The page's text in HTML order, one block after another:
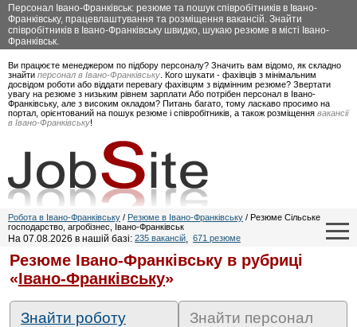
Персонал Івано-Франківськ: резюме та пошук співробітників в Івано-
Франківську, працевлаштування та розміщення вакансій. Знайти
співробітників в Івано-Франківську швидко, шукаю резюме в місті Івано-
Франківськ.
Ви працюєте менеджером по підбору персоналу? Значить вам відомо, як складно
знайти персонал в Івано-Франківську . Кого шукати - фахівців з мінімальним
досвідом роботи або віддати перевагу фахівцям з відмінним резюме? Звертати
увагу на резюме з низьким рівнем зарплати Або потрібен персонал в Івано-
Франківську, але з високим окладом? Питань багато, тому ласкаво просимо на
портал, орієнтований на пошук резюме і співробітників, а також розміщення вакансії
в Івано-Франківську!
Робота в Івано-Франківську / Резюме в Івано-Франківську / Резюме Сільське
господарство, агробізнес, Івано-Франківськ
На 07.08.2026 в нашій базі: 235 вакансій, 671 резюме
Резюме Івано-Франківську в рубриці
«Івано-Франківську»
Знайти роботу Знайти персонал